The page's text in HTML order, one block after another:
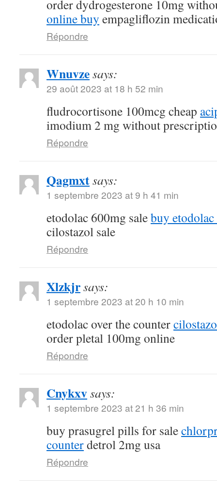
order dydrogesterone 10mg
online buy empagliflozin
Répondre
Wnuvzesays:
29 août 2023 at 18 h 52 min
fludrocortisone 100mcg cheap
imodium 2 mg without
Répondre
Qagmxtsays:
1 septembre 2023 at 9 h 41 min
etodolac 600mg salebuy
cilostazol sale
Répondre
Xlzkjrsays:
1 septembre 2023 at 20 h 10 min
etodolac over the counter
order pletal 100mg online
Répondre
Cnykxvsays:
1 septembre 2023 at 21 h 36 min
buy prasugrel pills for sale
counterdetrol 2mg usa
Répondre